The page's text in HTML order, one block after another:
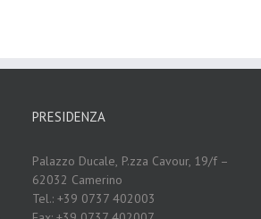
PRESIDENZA
Palazzo Ducale, P.zza Cavour, 19/f –
62032 Camerino
Tel.: +39 0737 402003